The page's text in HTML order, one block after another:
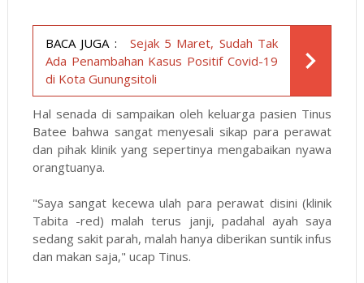
BACA JUGA :
Sejak 5 Maret, Sudah Tak
Ada Penambahan Kasus Positif Covid-19
di Kota Gunungsitoli
Hal senada di sampaikan oleh keluarga pasien Tinus
Batee bahwa sangat menyesali sikap para perawat
dan pihak klinik yang sepertinya mengabaikan nyawa
orangtuanya.
"Saya sangat kecewa ulah para perawat disini (klinik
Tabita -red) malah terus janji, padahal ayah saya
sedang sakit parah, malah hanya diberikan suntik infus
dan makan saja," ucap Tinus.